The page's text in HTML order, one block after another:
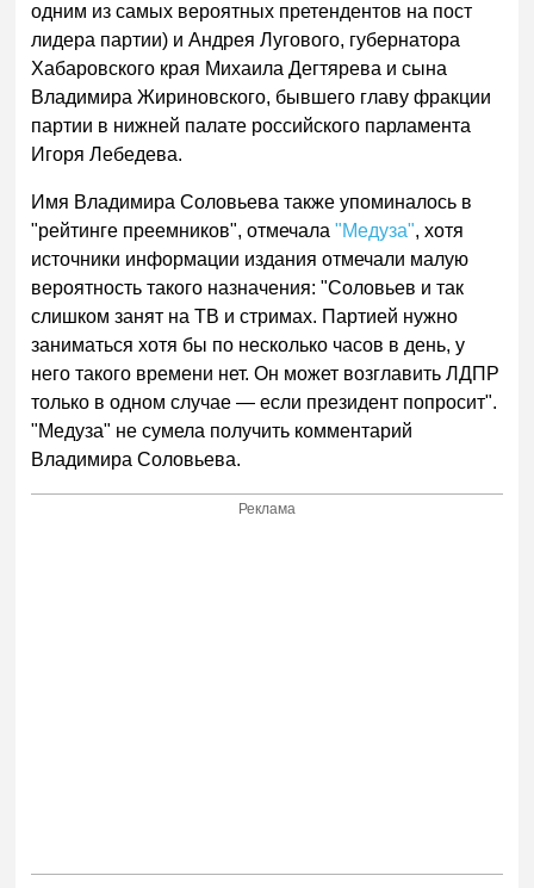
одним из самых вероятных претендентов на пост
лидера партии) и Андрея Лугового, губернатора
Хабаровского края Михаила Дегтярева и сына
Владимира Жириновского, бывшего главу фракции
партии в нижней палате российского парламента
Игоря Лебедева.
Имя Владимира Соловьева также упоминалось в
"рейтинге преемников", отмечала"Медуза", хотя
источники информации издания отмечали малую
вероятность такого назначения: "Соловьев и так
слишком занят на ТВ и стримах. Партией нужно
заниматься хотя бы по несколько часов в день, у
него такого времени нет. Он может возглавить ЛДПР
только в одном случае — если президент попросит".
"Медуза" не сумела получить комментарий
Владимира Соловьева.
Реклама